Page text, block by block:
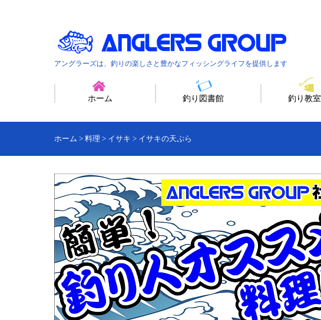
アングラーズは、釣りの楽しさと豊かなフィッシングライフを提供します
ホーム 釣り図書館 釣り教室
ホーム > 料理 > イサキ > イサキの天ぷら